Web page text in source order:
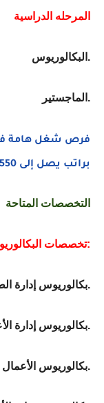
المرحله الدراسية
البكالوريوس.
الماجستير.
فرص شغل هامة في
براتب يصل إلى 33550 درهم
التخصصات المتاحة
تخصصات البكالوريوس:
بكالوريوس إدارة الطيران.
بكالوريوس إدارة الأعمال.
بكالوريوس الأعمال الرقمية.